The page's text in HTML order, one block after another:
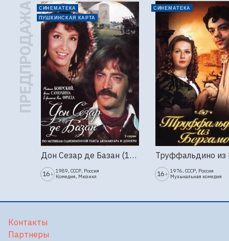
ПРЕДПРОДАЖА
СИНЕМАТЕКА
ПУШКИНСКАЯ КАРТА
Дон Сезар де Базан (1989г., Ленфильм, 2 серии)
16+ 1989, СССР, Россия
Комедия, Мюзикл
СИНЕМАТЕКА
16+ 1976, СССР, Россия
Музыкальная комедия
Контакты
Партнеры